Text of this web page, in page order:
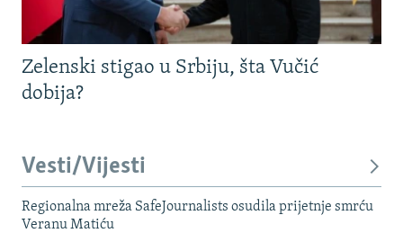
Zelenski stigao u Srbiju, šta Vučić
dobija?
Vesti/Vijesti
Regionalna mreža SafeJournalists osudila prijetnje smrću
Veranu Matiću